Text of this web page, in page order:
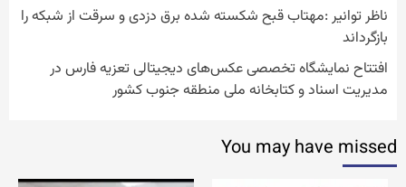
ناظر توانیر :مهتاب قبح شکسته شده برق دزدی و سرقت از شبکه را
بازگرداند
افتتاح نمایشگاه تخصصی عکس‌های دیجیتالی تعزیه فارس در
مدیریت اسناد و کتابخانه ملی منطقه جنوب کشور
You may have missed